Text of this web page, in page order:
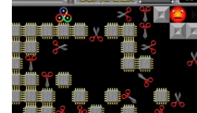
Supaplex es un juego que su
en 1991 para ordenadores
niveles que los jugadores iban
según su destreza. El juego se